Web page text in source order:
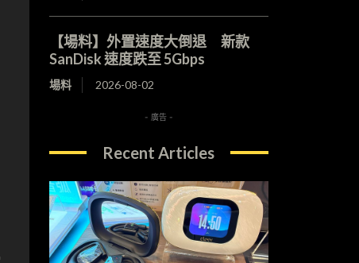
【場料】外置速度大倒退 新款
SanDisk 速度跌至 5Gbps
場料 2026-08-02
- 廣告 -
Recent Articles